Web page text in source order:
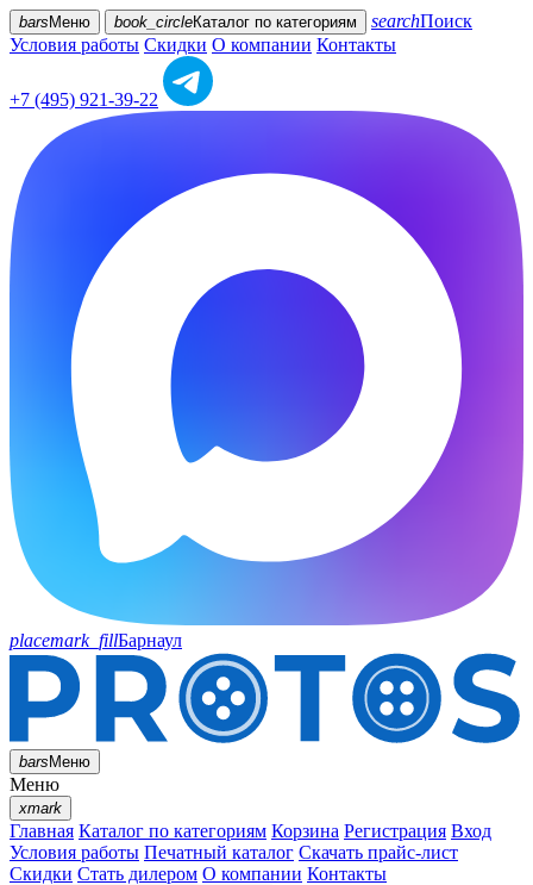
bars Меню book_circleКаталог по категориям searchПоиск
Условия работы Скидки О компании Контакты
+7 (495) 921-39-22
placemark_fillБарнаул
barsМеню
Меню
xmark
Главная Каталог по категориям Корзина Регистрация Вход
Условия работы Печатный каталог Скачать прайс-лист
Скидки Стать дилером О компании Контакты